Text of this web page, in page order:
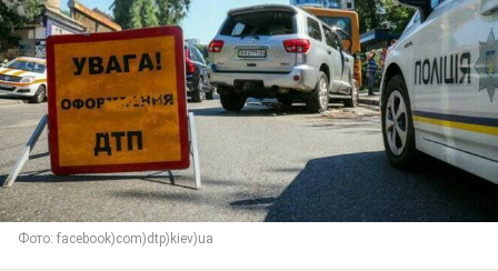
Фото: facebook)com)dtp)kiev)ua